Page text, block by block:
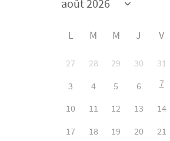
L M M J V
27 28 29 30 31
3
4 5 6 7
10
11 12 13 14
17
18 19 20 21